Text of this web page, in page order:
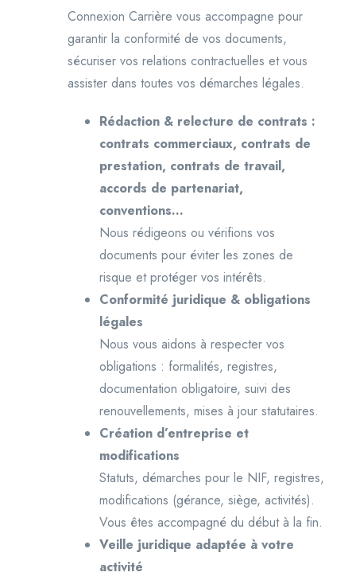
Connexion Carrière vous accompagne pour
garantir la conformité de vos documents,
sécuriser vos relations contractuelles et vous
assister dans toutes vos démarches légales.
Rédaction & relecture de contrats :
contrats commerciaux, contrats de
prestation, contrats de travail,
accords de partenariat,
conventions…
Nous rédigeons ou vérifions vos
documents pour éviter les zones de
risque et protéger vos intérêts.
Conformité juridique & obligations
légales
Nous vous aidons à respecter vos
obligations : formalités, registres,
documentation obligatoire, suivi des
renouvellements, mises à jour statutaires.
Création d’entreprise et
modifications
Statuts, démarches pour le NIF, registres,
modifications (gérance, siège, activités).
Vous êtes accompagné du début à la fin.
Veille juridique adaptée à votre
activité